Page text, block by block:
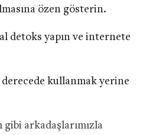
özen gösterin.
detoks yapın ve internete
derecede kullanmak yerine
arkadaşlarımızla